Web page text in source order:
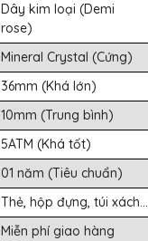
Dây kim loại (Demi
rose)
Mineral Crystal (Cứng)
36mm (Khá lớn)
10mm (Trung bình)
5ATM (Khá tốt)
01 năm (Tiêu chuẩn)
Thẻ, hộp đựng, túi xách...
Miễn phí giao hàng